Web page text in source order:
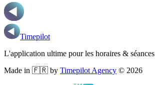
Timepilot
L'application ultime pour les horaires &
Made in 🇫🇷 by Timepilot Agency © 2026